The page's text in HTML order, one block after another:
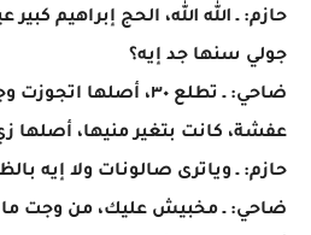
حازم: ـ الله الله، الحج إبراهيم
جولي سنها جد إيه؟
ضاحي: ـ تطلع ٣٠،
عفشة، كانت بتغير منيها، أصلها
حازم: ـ وياترى صالونات ولا إيه
ضاحي: ـ مخبيش عليك، من وجت ما